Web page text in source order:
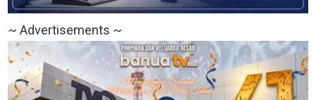
~ Advertisements ~